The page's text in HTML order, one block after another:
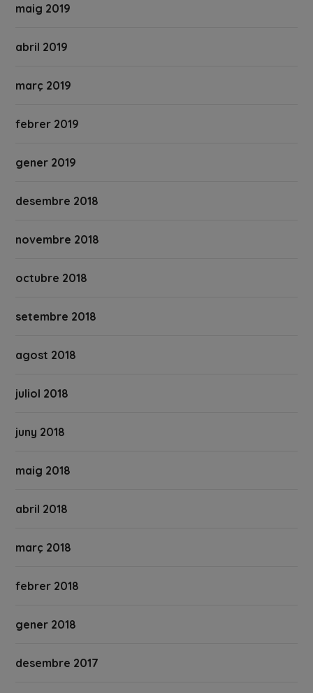
maig 2019
abril 2019
març 2019
febrer 2019
gener 2019
desembre 2018
novembre 2018
octubre 2018
setembre 2018
agost 2018
juliol 2018
juny 2018
maig 2018
abril 2018
març 2018
febrer 2018
gener 2018
desembre 2017